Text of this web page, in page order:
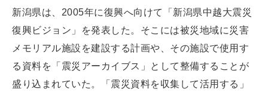
新潟県は、2005年に復興へ向けて「新潟県中越大震災
復興ビジョン」を発表した。そこには被災地域に災害
メモリアル施設を建設する計画や、その施設で使用す
る資料を「震災アーカイブス」として整備することが
盛り込まれていた。「震災資料を収集して活用する」